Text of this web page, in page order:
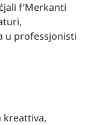
f’Merkanti
u professjonisti
kreattiva,